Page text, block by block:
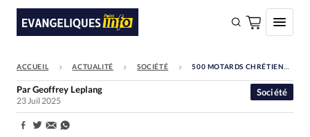
FAIRE UN DON
Faire un don
Eglises
ACCUEIL ACTUALITÉ SOCIÉTÉ 500 MOTARDS CHRÉTIENS DE TOUTE L’EUROPE ATTENDUS EN SUISSE ROMANDE DÉBUT AOÛT
Société
ParGeoffrey Leplang
23 Juil 2025
Partager: